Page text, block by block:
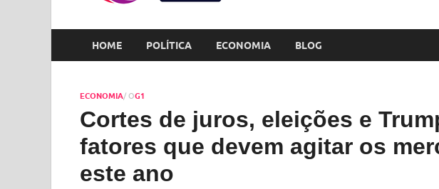
HOME POLÍTICA ECONOMIA BLOG
ECONOMIA/ OG1
Cortes de juros, eleições e
fatores que devem agitar os
este ano